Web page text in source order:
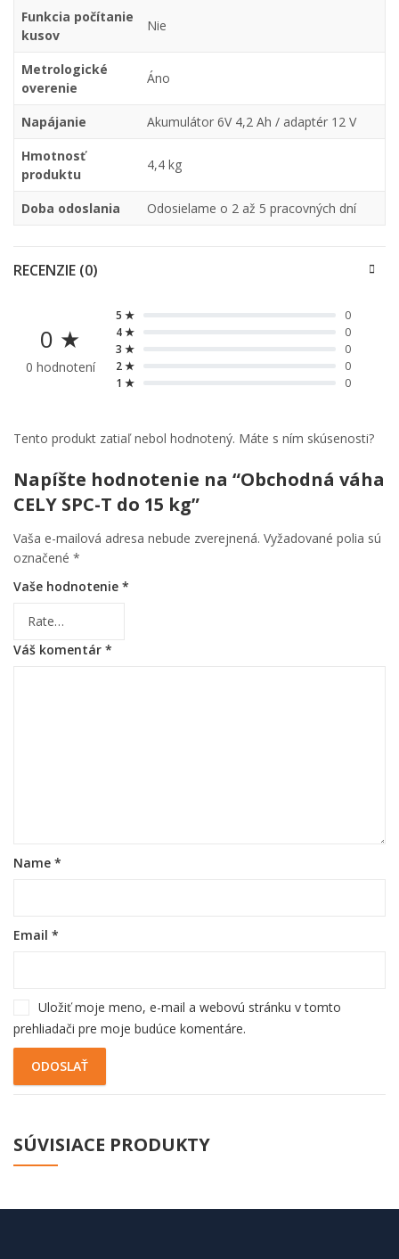
Funkcia počítanie
kusov
Nie
Metrologické
overenie
Áno
Napájanie
Akumulátor 6V 4,2 Ah / adaptér 12 V
Hmotnosť
produktu
4,4 kg
Doba odoslania Odosielame o 2 až 5 pracovných dní
RECENZIE (0)
0 ★
0 hodnotení
5 ★
0
4 ★
0
3 ★
0
2 ★
0
1 ★
0
Tento produkt zatiaľ nebol hodnotený. Máte s ním skúsenosti?
Napíšte hodnotenie na “Obchodná váha
CELY SPC-T do 15 kg”
Vaša e-mailová adresa nebude zverejnená. Vyžadované polia sú
označené *
Vaše hodnotenie *
Váš komentár *
Name *
Email *
Uložiť moje meno, e-mail a webovú stránku v tomto
prehliadači pre moje budúce komentáre.
SÚVISIACE PRODUKTY